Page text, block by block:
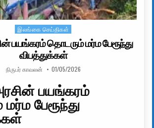
Posted in
இலங்கை செய்திகள்
பயங்கரம் தொடரும் மர்ம பேரூந்து
விபத்துக்கள்
AUTHOR:
நிருபர் காவலன் PUBLISHED DATE:
01/05/2026
பயங்கரம்
பேரூந்து